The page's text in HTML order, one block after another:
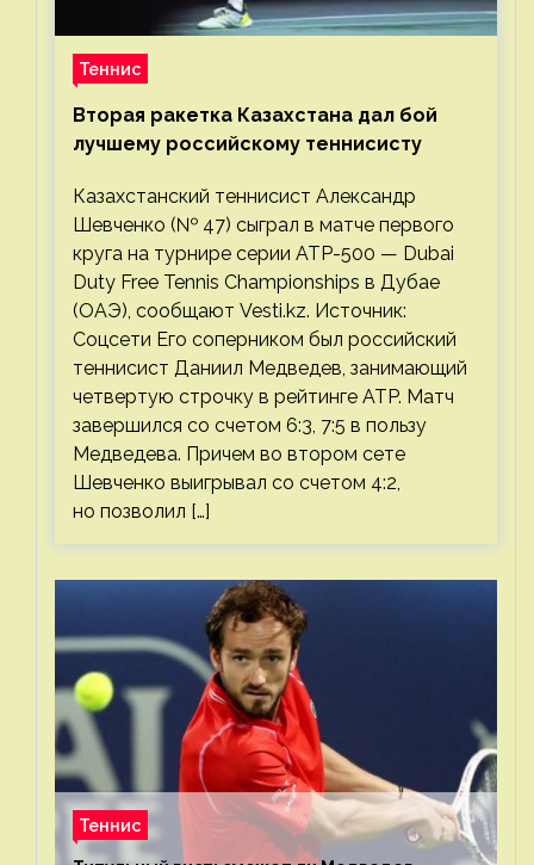
Теннис
Вторая ракетка Казахстана дал бой
лучшему российскому теннисисту
Казахстанский теннисист Александр
Шевченко (№ 47) сыграл в матче первого
круга на турнире серии ATP-500 — Dubai
Duty Free Tennis Championships в Дубае
(ОАЭ), сообщают Vesti.kz. Источник:
Соцсети Его соперником был российский
теннисист Даниил Медведев, занимающий
четвертую строчку в рейтинге ATP. Матч
завершился со счетом 6:3, 7:5 в пользу
Медведева. Причем во втором сете
Шевченко выигрывал со счетом 4:2,
но позволил […]
Теннис